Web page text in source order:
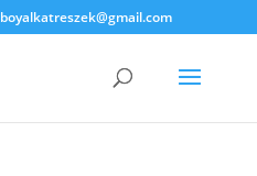
boyalkatreszek@gmail.com